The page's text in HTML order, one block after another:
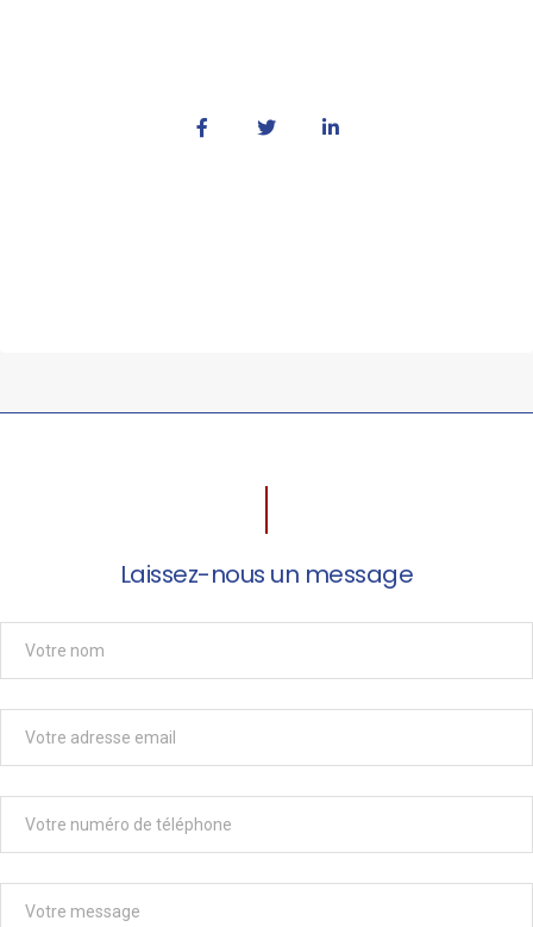
Laissez-nous un message